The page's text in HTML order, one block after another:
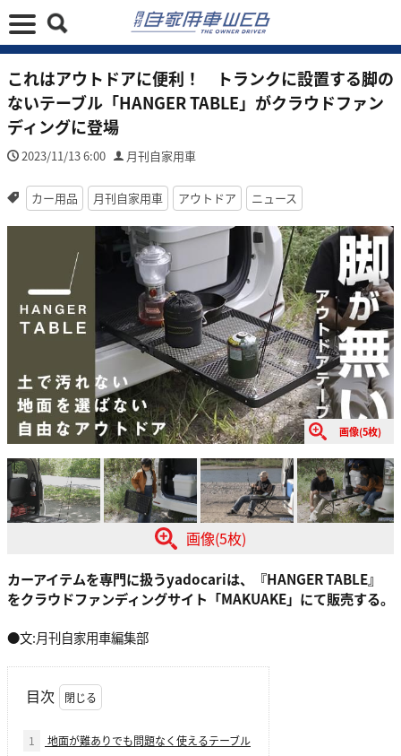
これはアウトドアに便利！ トランクに設置する脚の
ないテーブル「HANGER TABLE」がクラウドファン
ディングに登場
2023/11/13 6:00 月刊自家用車
カー用品 月刊自家用車 アウトドア ニュース
画像(5枚)
画像(5枚)
カーアイテムを専門に扱うyadocariは、『HANGER TABLE』
をクラウドファンディングサイト「MAKUAKE」にて販売する。
●文:月刊自家用車編集部
目次
1 地面が難ありでも問題なく使えるテーブル